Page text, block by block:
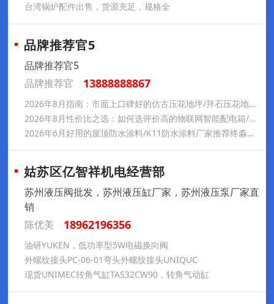
台湾锅炉配件出售，货源充足，规格全
品牌推荐官5
品牌推荐官5
品牌推荐官
13888888867
2026年8月指南：市面上口碑好的仿古压花地坪/拜石压花地坪供应厂家哪家好
2026年8月性价比之选：如何选评价高的物联网智能配电箱/物联网智能配电箱订做厂家盘点
2026年6月好用的屋顶防水涂料/K11防水涂料厂家推荐终淼克星
姑苏区亿智祥机电经营部
苏州液压阀批发，苏州液压缸厂家，苏州液压泵厂家直
销
陈优美
18962196356
油研YUKEN，低功率型5W电磁换向阀
外螺纹接头PC-06-01弯头外螺纹接头UNIQUC
现货UNIMEC转角气缸TAS32CW90，转角气动缸